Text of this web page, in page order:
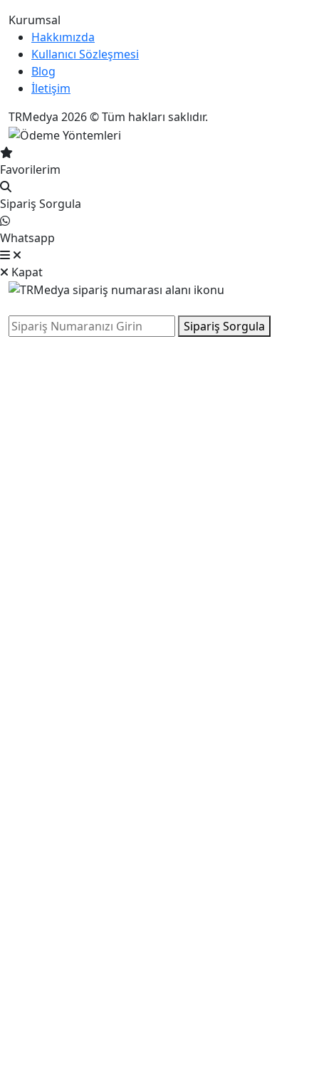
Kurumsal
Hakkımızda
Kullanıcı Sözleşmesi
Blog
İletişim
TRMedya 2026 © Tüm hakları saklıdır.
Favorilerim
Sipariş Sorgula
Whatsapp
Kapat
Sipariş Sorgula